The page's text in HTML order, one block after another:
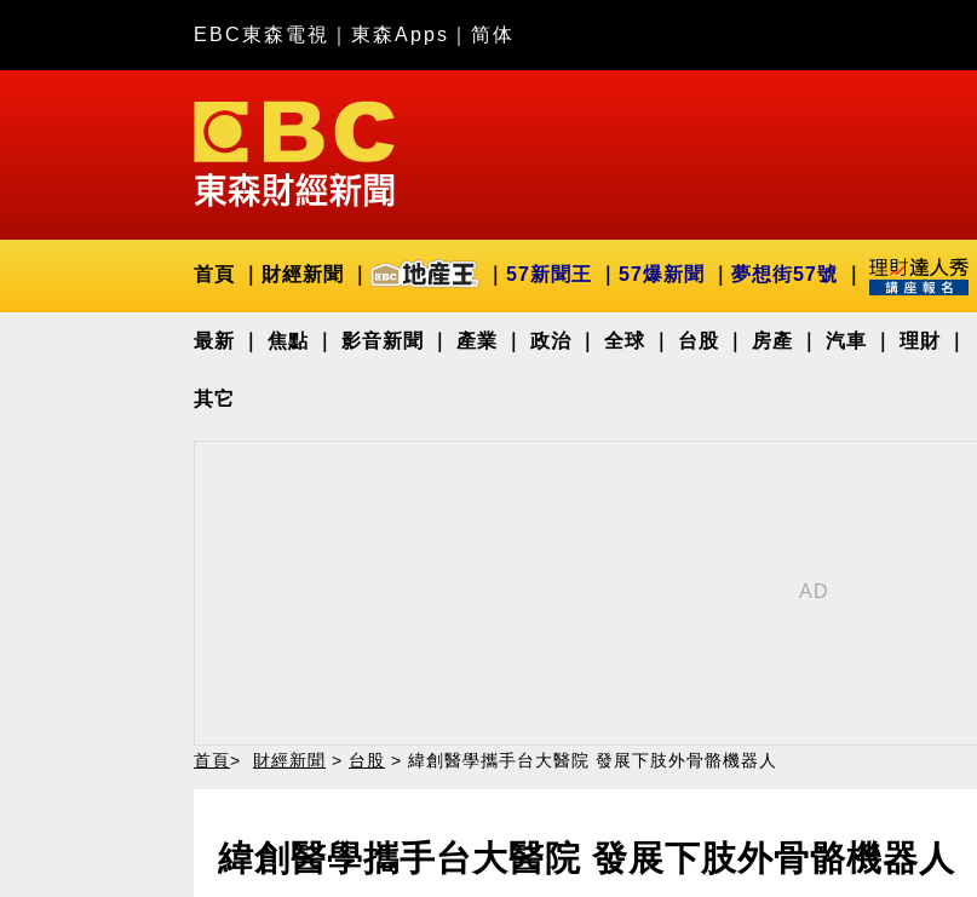
EBC東森電視 東森Apps 简体
首頁 財經新聞 57新聞王 57爆新聞 夢想街57號
最新 焦點 影音新聞 產業 政治 全球 台股 房產 汽車 理財
其它
首頁> 財經新聞 > 台股 > 緯創醫學攜手台大醫院 發展下肢外骨骼機器人
緯創醫學攜手台大醫院 發展下肢外骨骼機器人